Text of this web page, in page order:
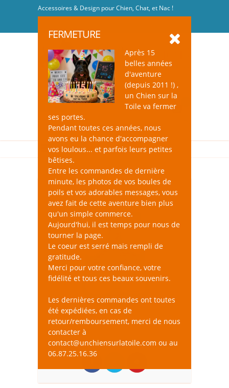
Accessoires & Design pour Chien, Chat, et Nac !
FERMETURE
Après 15
belles années
d'aventure
(depuis 2011 !) ,
un Chien sur la
Toile va fermer
ses portes.
Pendant toutes ces années, nous
avons eu la chance d'accompagner
vos loulous... et parfois leurs petites
bêtises.
Entre les commandes de dernière
minute, les photos de vos boules de
poils et vos adorables messages, vous
avez fait de cette aventure bien plus
qu'un simple commerce.
Aujourd'hui, il est temps pour nous de
tourner la page.
Le coeur est serré mais rempli de
gratitude.
Merci pour votre confiance, votre
fidélité et tous ces beaux souvenirs.
Les dernières commandes ont toutes
été expédiées, en cas de
retour/remboursement, merci de nous
contacter à
contact@unchiensurlatoile.com ou au
06.87.25.16.36